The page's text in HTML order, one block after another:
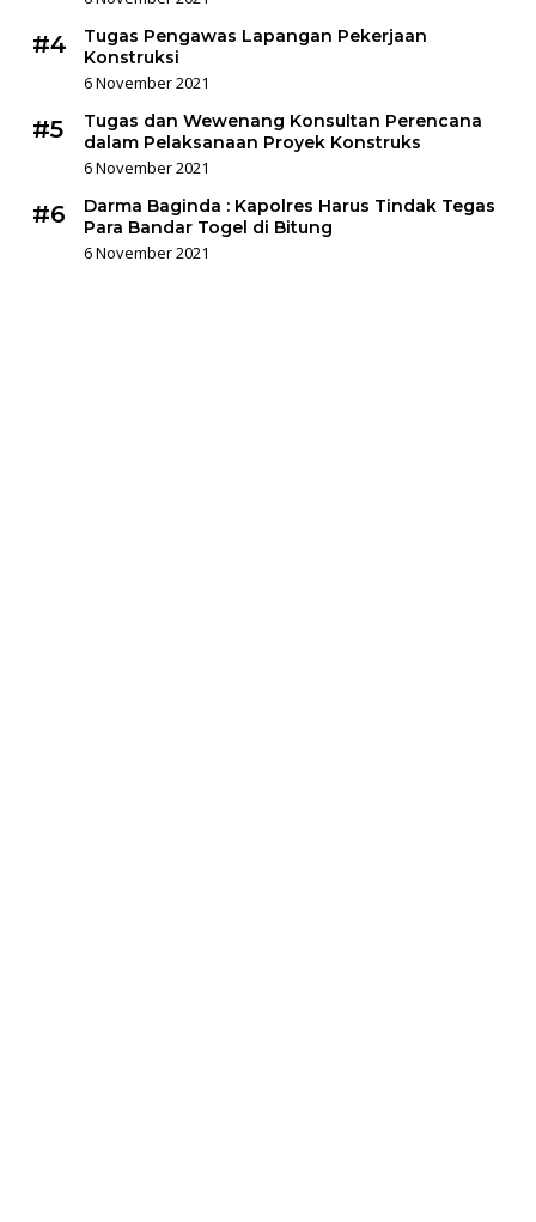
#4
Tugas Pengawas Lapangan Pekerjaan
Konstruksi
6 November 2021
#5
Tugas dan Wewenang Konsultan Perencana
dalam Pelaksanaan Proyek Konstruks
6 November 2021
#6
Darma Baginda : Kapolres Harus Tindak Tegas
Para Bandar Togel di Bitung
6 November 2021